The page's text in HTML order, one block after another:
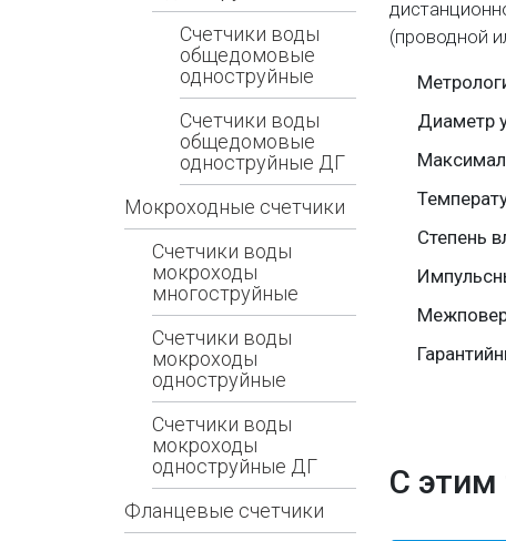
Счетчики воды
общедомовые
одноструйные
Счетчики воды
общедомовые
одноструйные ДГ
Мокроходные счетчики
Счетчики воды
мокроходы
многоструйные
Счетчики воды
мокроходы
одноструйные
Счетчики воды
мокроходы
одноструйные ДГ
Фланцевые счетчики
(проводной
Диаметр
Степень
С этим